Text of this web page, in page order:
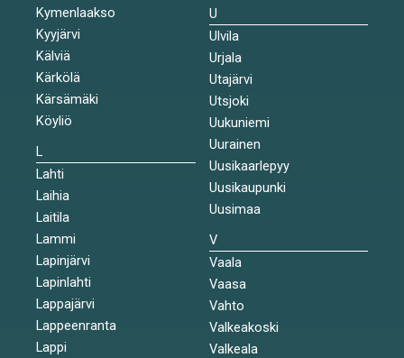
Kymenlaakso
Kyyjärvi
Kälviä
Kärkölä
Kärsämäki
Köyliö
L
Lahti
Laihia
Laitila
Lammi
Lapinjärvi
Lapinlahti
Lappajärvi
Lappeenranta
Lappi
U
Ulvila
Urjala
Utajärvi
Utsjoki
Uukuniemi
Uurainen
Uusikaarlepyy
Uusikaupunki
Uusimaa
V
Vaala
Vaasa
Vahto
Valkeakoski
Valkeala